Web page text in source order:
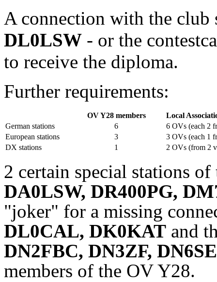
A connection with the
DL0LSW - or the
to receive the diploma.
Further requirements:
OV Y28 members
Local
German stations
6
6 OVs (each 2
European stations
3
3 OVs (each 1
DX stations
1 2 OVs (from 2
2 certain special stations
DA0LSW, DR400PG,
"joker" for a missing
DL0CAL, DK0KAT and
DN2FBC, DN3ZF,
members of the OV Y28.